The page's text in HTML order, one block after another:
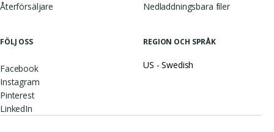
Återförsäljare
Nedladdningsbara filer
FÖLJ OSS
Facebook
Instagram
Pinterest
LinkedIn
REGION OCH SPRÅK
US - Swedish